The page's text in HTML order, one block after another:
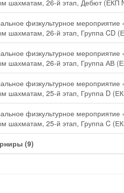
шахматам, 26-й этап, Дебют
физкультурное
шахматам, 26-й этап, Группа CD
физкультурное
шахматам, 26-й этап, Группа АВ
физкультурное
шахматам, 25-й этап, Группа D
физкультурное
шахматам, 25-й этап, Группа C
(9)